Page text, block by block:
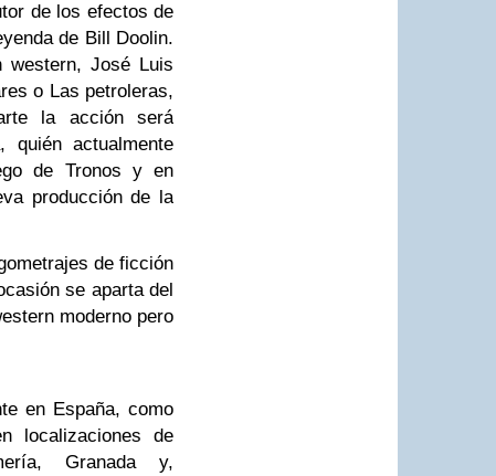
de los efectos de
de Bill Doolin.
western, José Luis
o Las petroleras,
la acción será
quién actualmente
de Tronos y en
producción de la
de ficción
se aparta del
moderno pero
en España, como
localizaciones de
Granada y,